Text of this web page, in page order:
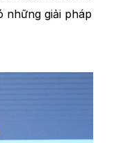
những giải pháp